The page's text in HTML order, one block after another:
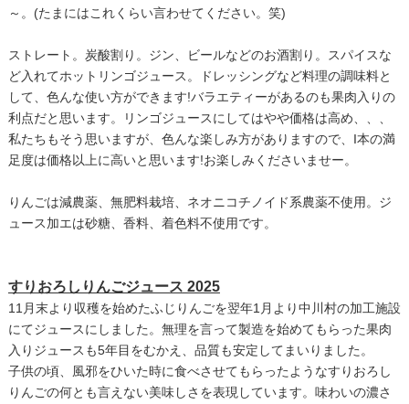
～。(たまにはこれくらい言わせてください。笑)
ストレート。炭酸割り。ジン、ビールなどのお酒割り。スパイスな
ど入れてホットリンゴジュース。ドレッシングなど料理の調味料と
して、色んな使い方ができます!バラエティーがあるのも果肉入りの
利点だと思います。リンゴジュースにしてはやや価格は高め、、、
私たちもそう思いますが、色んな楽しみ方がありますので、I本の満
足度は価格以上に高いと思います!お楽しみくださいませー。
りんごは減農薬、無肥料栽培、ネオニコチノイド系農薬不使用。ジ
ュース加エは砂糖、香料、着色料不使用です。
すりおろしりんごジュース 2025
11月末より収穫を始めたふじりんごを翌年1月より中川村の加工施設
にてジュースにしました。無理を言って製造を始めてもらった果肉
入りジュースも5年目をむかえ、品質も安定してまいりました。
子供の頃、風邪をひいた時に食べさせてもらったようなすりおろし
りんごの何とも言えない美味しさを表現しています。味わいの濃さ